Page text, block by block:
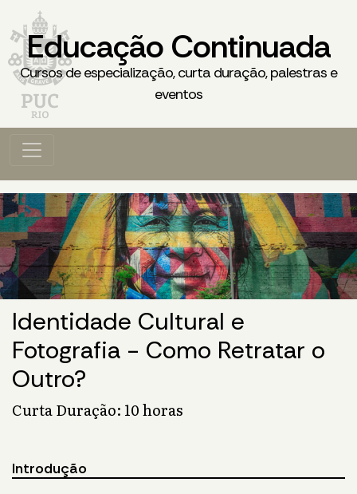
Educação Continuada
Cursos de especialização, curta duração, palestras e
eventos
Identidade Cultural e
Fotografia - Como Retratar o
Outro?
Curta Duração: 10 horas
Introdução